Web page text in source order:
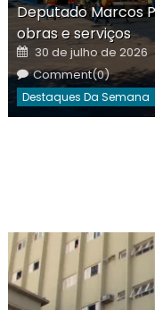
Deputado Marcos
obras e serviços
Posted
on
30 de julho de 2026
Comment(0)
Destaques Da Semana